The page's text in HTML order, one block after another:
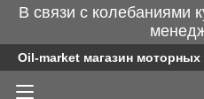
В связи с колебаниями
Oil-market магазин моторных